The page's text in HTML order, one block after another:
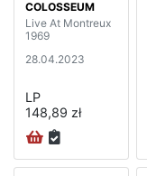
COLOSSEUM
Live At Montreux
1969
28.04.2023
LP
148,89 zł